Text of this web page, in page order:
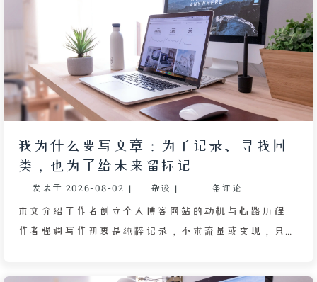
我为什么要写文章：为了记录、寻找同
类，也为了给未来留标记
发表于 2026-08-02 | 杂谈 | 条评论
本文介绍了作者创立个人博客网站的动机与心路历程。
作者强调写作初衷是纯粹记录，不求流量或变现，只为